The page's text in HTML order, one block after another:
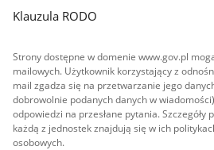
Klauzula RODO
Strony dostępne w domenie www.gov.pl
mailowych. Użytkownik korzystający z
mail zgadza się na przetwarzanie jego
dobrowolnie podanych danych w
odpowiedzi na przesłane pytania.
każdą z jednostek znajdują się w ich
osobowych.